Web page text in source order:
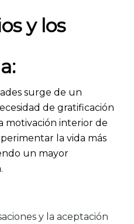
y los
surge de un
de gratificación
motivación interior de
la vida más
un mayor
y la aceptación